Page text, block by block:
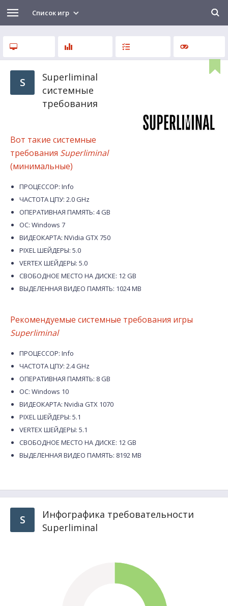
Список игр
S
Superliminal
системные
требования
Вот такие системные
требования Superliminal
(минимальные)
ПРОЦЕССОР: Info
ЧАСТОТА ЦПУ: 2.0 GHz
ОПЕРАТИВНАЯ ПАМЯТЬ: 4 GB
ОС: Windows 7
ВИДЕОКАРТА: NVidia GTX 750
PIXEL ШЕЙДЕРЫ: 5.0
VERTEX ШЕЙДЕРЫ: 5.0
СВОБОДНОЕ МЕСТО НА ДИСКЕ: 12 GB
ВЫДЕЛЕННАЯ ВИДЕО ПАМЯТЬ: 1024 MB
Рекомендуемые системные требования игры
Superliminal
ПРОЦЕССОР: Info
ЧАСТОТА ЦПУ: 2.4 GHz
ОПЕРАТИВНАЯ ПАМЯТЬ: 8 GB
ОС: Windows 10
ВИДЕОКАРТА: Nvidia GTX 1070
PIXEL ШЕЙДЕРЫ: 5.1
VERTEX ШЕЙДЕРЫ: 5.1
СВОБОДНОЕ МЕСТО НА ДИСКЕ: 12 GB
ВЫДЕЛЕННАЯ ВИДЕО ПАМЯТЬ: 8192 MB
S
Инфографика требовательности
Superliminal